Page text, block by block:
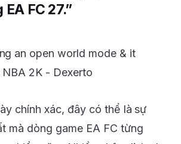
FC 27.”
chính xác, đây có thể là sự
mà dòng game EA FC từng